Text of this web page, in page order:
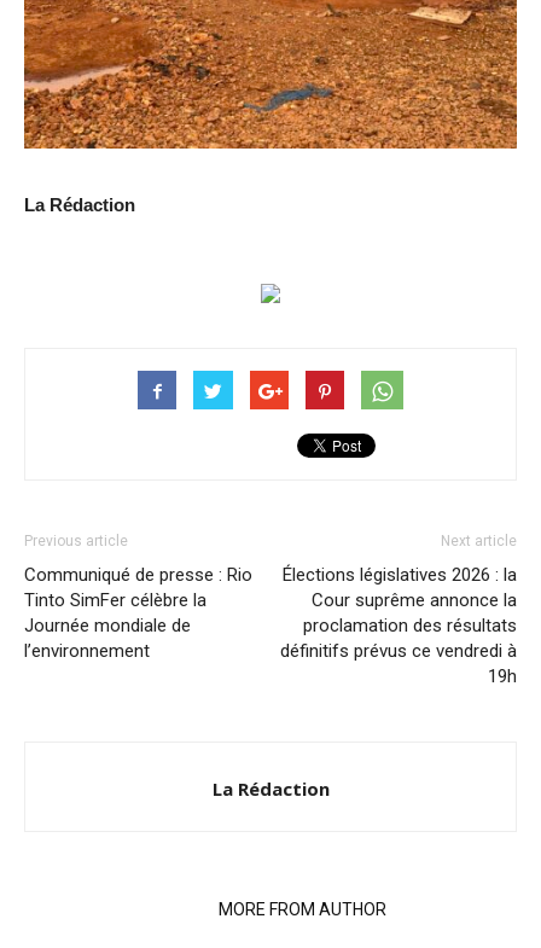
La Rédaction
Previous article
Communiqué de presse : Rio
Tinto SimFer célèbre la
Journée mondiale de
l’environnement
Next article
Élections législatives 2026 : la
Cour suprême annonce la
proclamation des résultats
définitifs prévus ce vendredi à
19h
La Rédaction
MORE FROM AUTHOR